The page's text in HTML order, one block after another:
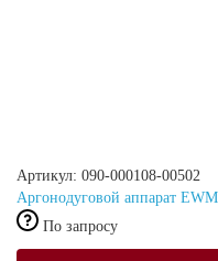
Артикул: 090-000108-00502
Аргонодуговой аппарат
По запросу